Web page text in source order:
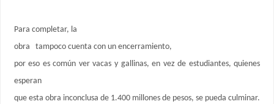
Para completar, la
obra tampoco cuenta con un encerramiento,
por eso es común ver vacas y gallinas, en vez de estudiantes, quienes
esperan
que esta obra inconclusa de 1.400 millones de pesos, se pueda culminar.